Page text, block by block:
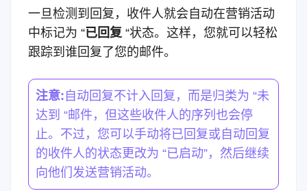
一旦检测到回复，收件人就会自动在营销活动
中标记为 “已回复“状态。这样，您就可以轻松
跟踪到谁回复了您的邮件。
注意: 自动回复不计入回复，而是归类为 “未
达到 “邮件，但这些收件人的序列也会停
止。不过，您可以手动将已回复或自动回复
的收件人的状态更改为 “已启动”，然后继续
向他们发送营销活动。